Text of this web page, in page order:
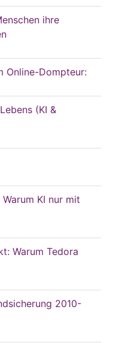
ihre
Online-Dompteur:
(KI &
KI nur mit
Warum Tedora
2010-